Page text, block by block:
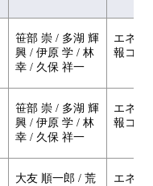
笹部 崇 / 多湖 輝
興 / 伊原 学 / 林
幸 / 久保 祥一
エネル
報コー
笹部 崇 / 多湖 輝
興 / 伊原 学 / 林
幸 / 久保 祥一
エネル
報コー
大友 順一郎 / 荒
エネル